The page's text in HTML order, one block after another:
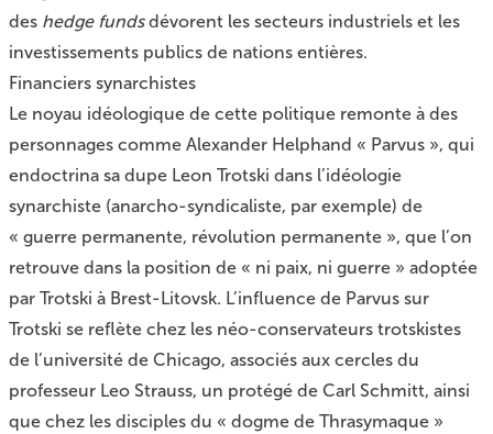
des hedge fundsdévorent les secteurs industriels et les
investissements publics de nations entières.
Financiers synarchistes
Le noyau idéologique de cette politique remonte à des
personnages comme Alexander Helphand « Parvus », qui
endoctrina sa dupe Leon Trotski dans l’idéologie
synarchiste (anarcho-syndicaliste, par exemple) de
« guerre permanente, révolution permanente », que l’on
retrouve dans la position de « ni paix, ni guerre » adoptée
par Trotski à Brest-Litovsk. L’influence de Parvus sur
Trotski se reflète chez les néo-conservateurs trotskistes
de l’université de Chicago, associés aux cercles du
professeur Leo Strauss, un protégé de Carl Schmitt, ainsi
que chez les disciples du « dogme de Thrasymaque »